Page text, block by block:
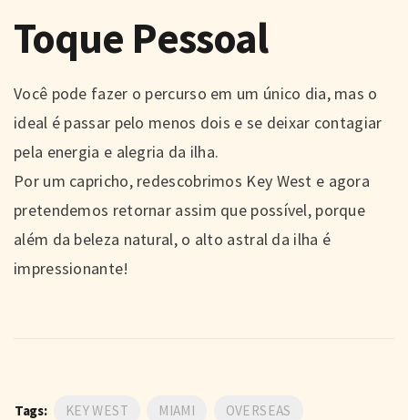
Toque Pessoal
Você pode fazer o percurso em um único dia, mas o
ideal é passar pelo menos dois e se deixar contagiar
pela energia e alegria da ilha.
Por um capricho, redescobrimos Key West e agora
pretendemos retornar assim que possível, porque
além da beleza natural, o alto astral da ilha é
impressionante!
Tags: KEY WEST MIAMI OVERSEAS